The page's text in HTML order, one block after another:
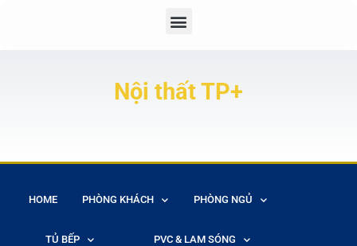
Nội thất TP+
HOME PHÒNG KHÁCH PHÒNG NGỦ
TỦ BẾP PVC & LAM SÓNG